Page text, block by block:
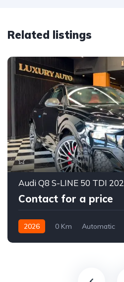
Related listings
Audi Q8 S-LINE 50 TDI
Contact for a price
2026 0 Km Automatic